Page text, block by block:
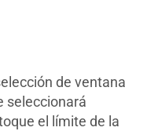
de ventana
seleccionará
el límite de la